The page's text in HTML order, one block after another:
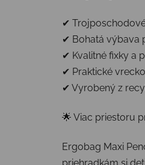
✔
✔ Bohatá výbava
✔ Kvalitné fixky a
✔ Praktické
✔ Vyrobený z
🌟 Viac priestoru
Ergobag Maxi